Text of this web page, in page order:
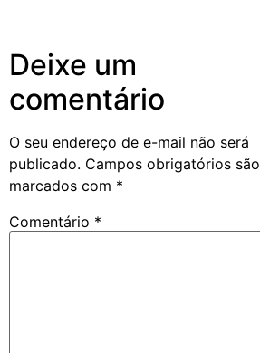
Deixe um
comentário
O seu endereço de e-mail não será
publicado. Campos obrigatórios são
marcados com *
Comentário *